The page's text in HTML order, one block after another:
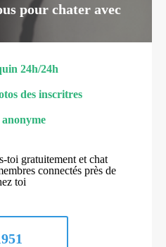
pour chater avec
24h/24h
des inscritres
toi gratuitement et chat
connectés près de
toi